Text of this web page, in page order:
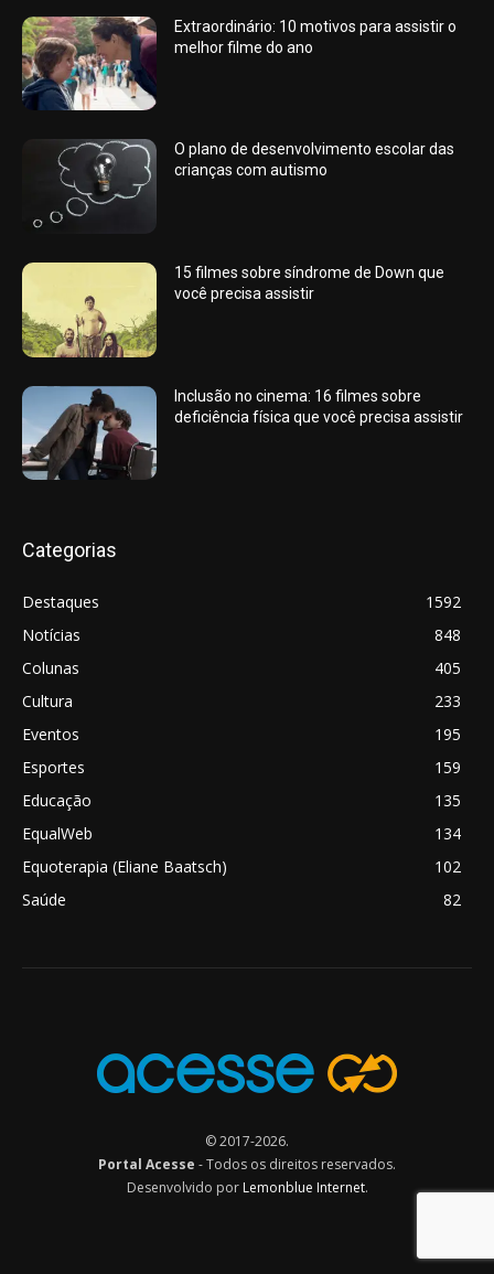
Extraordinário: 10 motivos para assistir o
melhor filme do ano
O plano de desenvolvimento escolar das
crianças com autismo
15 filmes sobre síndrome de Down que
você precisa assistir
Inclusão no cinema: 16 filmes sobre
deficiência física que você precisa assistir
Categorias
Destaques
1592
Notícias
848
Colunas
405
Cultura
233
Eventos
195
Esportes
159
Educação
135
EqualWeb
134
Equoterapia (Eliane Baatsch)
102
Saúde
82
© 2017-2026.
Portal Acesse - Todos os direitos reservados.
Desenvolvido por Lemonblue Internet.